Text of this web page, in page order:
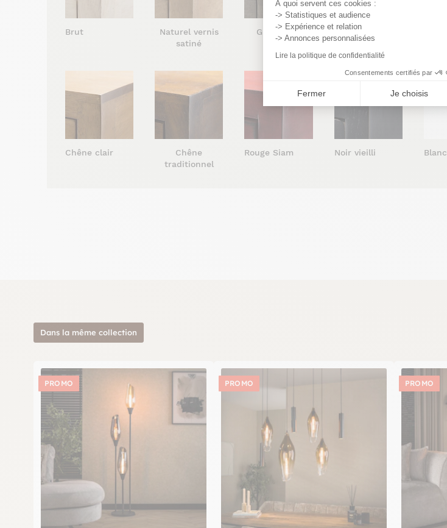
À quoi servent ces cookies :
-> Statistiques et audience
-> Expérience et relation
-> Annonces personnalisées
Lire la politique de confidentialité
Consentements certifiés par
Fermer Je choisis
Brut
Naturel vernis
satiné
Gris vernis
satiné
Cendré vernis
satiné
Chêne clair
Chêne
traditionnel
Rouge Siam Noir vieilli Blanc
Dans la même collection
PROMO PROMO PROMO